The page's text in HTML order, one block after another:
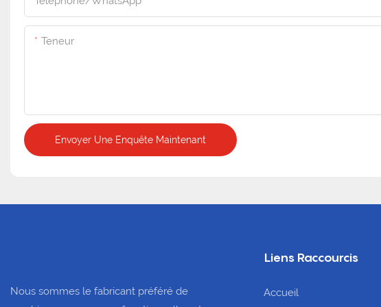
Teneur
Envoyer Une Enquête Maintenant
Nous sommes le fabricant préféré de
Liens Raccourcis
Accueil